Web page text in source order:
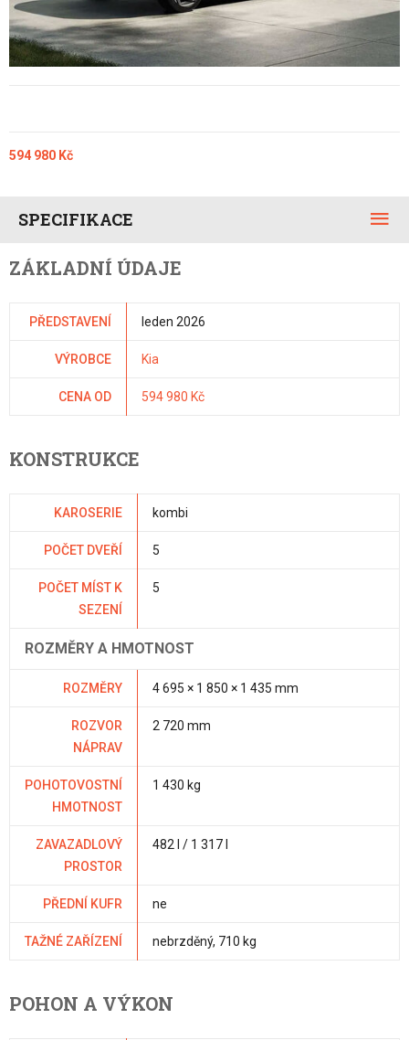
594 980 Kč
SPECIFIKACE
ZÁKLADNÍ ÚDAJE
PŘEDSTAVENÍ leden 2026
VÝROBCE Kia
CENA OD 594 980 Kč
KONSTRUKCE
KAROSERIE kombi
POČET DVEŘÍ 5
POČET MÍST K
SEZENÍ
5
ROZMĚRY A HMOTNOST
ROZMĚRY 4 695 × 1 850 × 1 435 mm
ROZVOR
NÁPRAV
2 720 mm
POHOTOVOSTNÍ
HMOTNOST
1 430 kg
ZAVAZADLOVÝ
PROSTOR
482 l / 1 317 l
PŘEDNÍ KUFR ne
TAŽNÉ ZAŘÍZENÍ nebrzděný, 710 kg
POHON A VÝKON